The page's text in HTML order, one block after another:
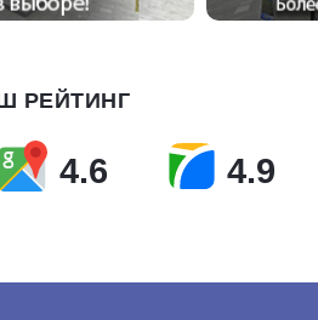
РЕЙТИНГ
4.6 4.9